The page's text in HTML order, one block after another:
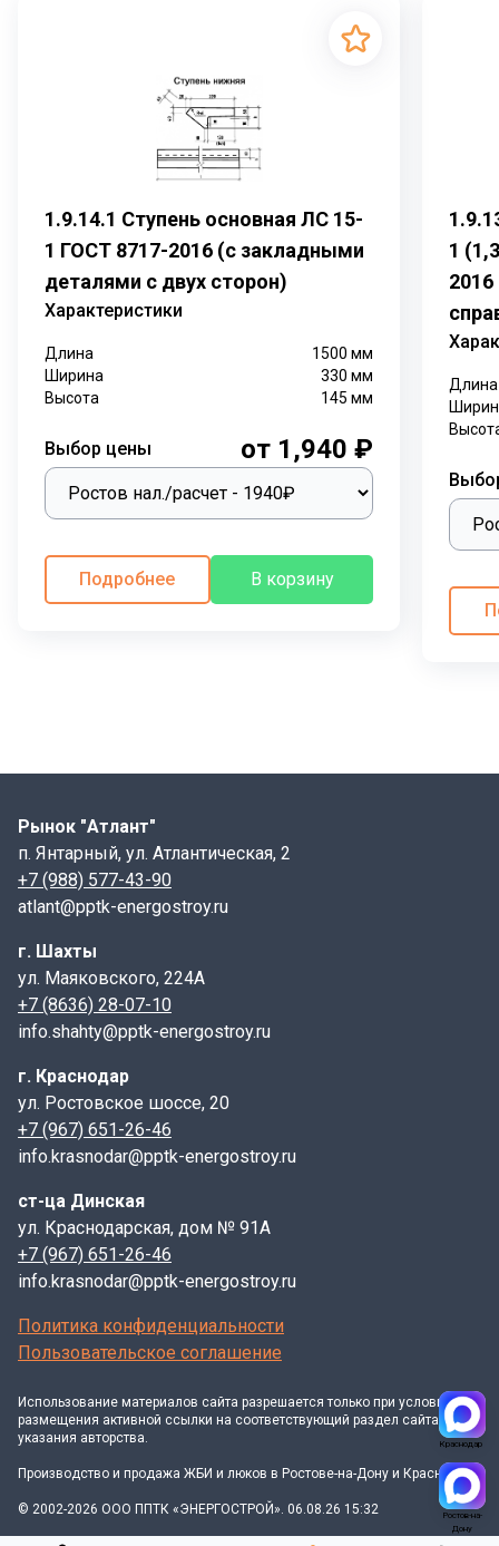
1.9.14.1 Ступень основная ЛС 15-
1 ГОСТ 8717-2016 (с закладными
деталями с двух сторон)
Характеристики
Длина 1500мм
Ширина
330мм
Высота
145мм
Выбор цены от 1,940 ₽
Подробнее В корзину
1
Длина
Рынок "Атлант"
п. Янтарный, ул. Атлантическая, 2
+7 (988) 577-43-90
atlant@pptk-energostroy.ru
г. Шахты
ул. Маяковского, 224А
+7 (8636) 28-07-10
info.shahty@pptk-energostroy.ru
г. Краснодар
ул. Ростовское шоссе, 20
+7 (967) 651-26-46
info.krasnodar@pptk-energostroy.ru
ст-ца Динская
ул. Краснодарская, дом № 91А
+7 (967) 651-26-46
info.krasnodar@pptk-energostroy.ru
Политика конфиденциальности
Пользовательское соглашение
Использование материалов сайта разрешается только при условии
размещения активной ссылки на соответствующий раздел сайта и
указания авторства.
Производство и продажа ЖБИ и люков в Ростове-на-Дону и Краснодаре
© 2002-2026 ООО ППТК «ЭНЕРГОСТРОЙ». 06.08.26 15:32
Краснодар
Ростов-на-
Дону